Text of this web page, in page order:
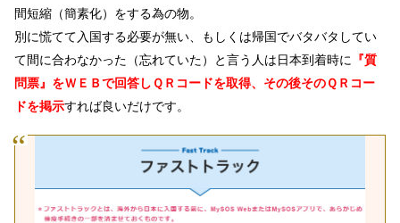
間短縮（簡素化）をする為の物。
別に慌てて入国する必要が無い、もしくは帰国でバタバタしてい
て間に合わなかった（忘れていた）と言う人は日本到着時に 『質
問票』 をＷＥＢで回答しＱＲコードを取得、その後そのＱＲコー
ドを掲示すれば良いだけです。